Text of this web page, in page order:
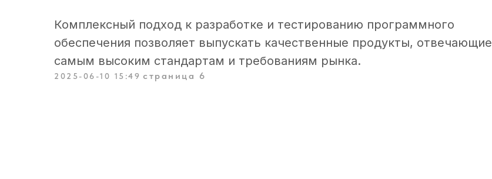
Комплексный подход к разработке и тестированию программного
обеспечения позволяет выпускать качественные продукты, отвечающие
самым высоким стандартам и требованиям рынка.
2025-06-10 15:49 страница 6
Ваше имя
Давайтеусилим вашу
командуопытными IT-
специалистами